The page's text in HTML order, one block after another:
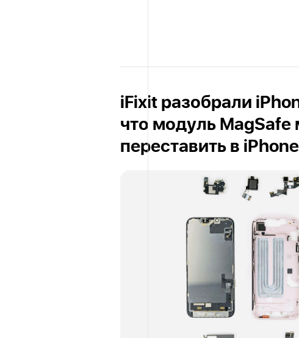
iFixit разобрали
что модуль
переставить в